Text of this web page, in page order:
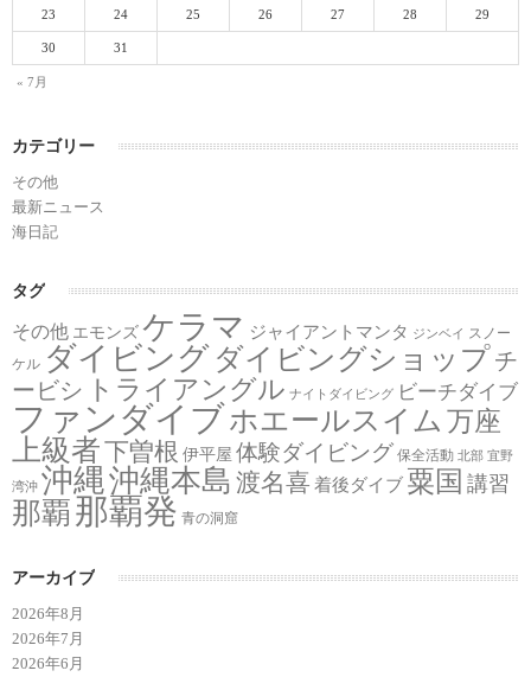
« 7月
23 24 25 26 27 28 29
30 31
カテゴリー
その他
最新ニュース
海日記
タグ
その他 エモンズ ケラマ ジャイアントマンタ ジンベイ
スノー
ケル ダイビング ダイビングショップチ
ービシ トライアングル ナイトダイビング ビーチダイブ
ファンダイブホエールスイム 万座
上級者下曽根 伊平屋 体験ダイビング 保全活動 北部 宜野
湾沖 沖縄沖縄本島 渡名喜 着後ダイブ 粟国 講習
那覇 那覇発 青の洞窟
アーカイブ
2026年8月
2026年7月
2026年6月